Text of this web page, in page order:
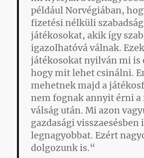
például Norvégiában,
fizetési nélküli
játékosokat, akik így
igazolhatóvá válnak.
játékosokat nyilván mi
hogy mit lehet csinálni.
mehetnek majd a
nem fognak annyit érni
válság után. Mi azon
gazdasági
legnagyobbat. Ezért
dolgozunk is.“